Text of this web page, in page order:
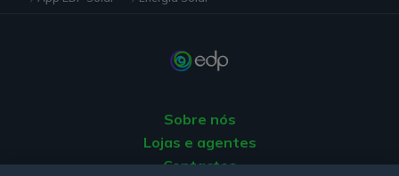
Sobre nós
Lojas e agentes
Contactos